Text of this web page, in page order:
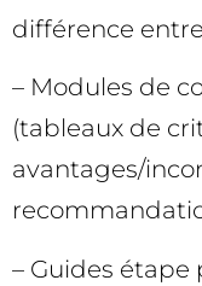
différence
– Modules de
(tableaux de
avantages/
– Guides étape